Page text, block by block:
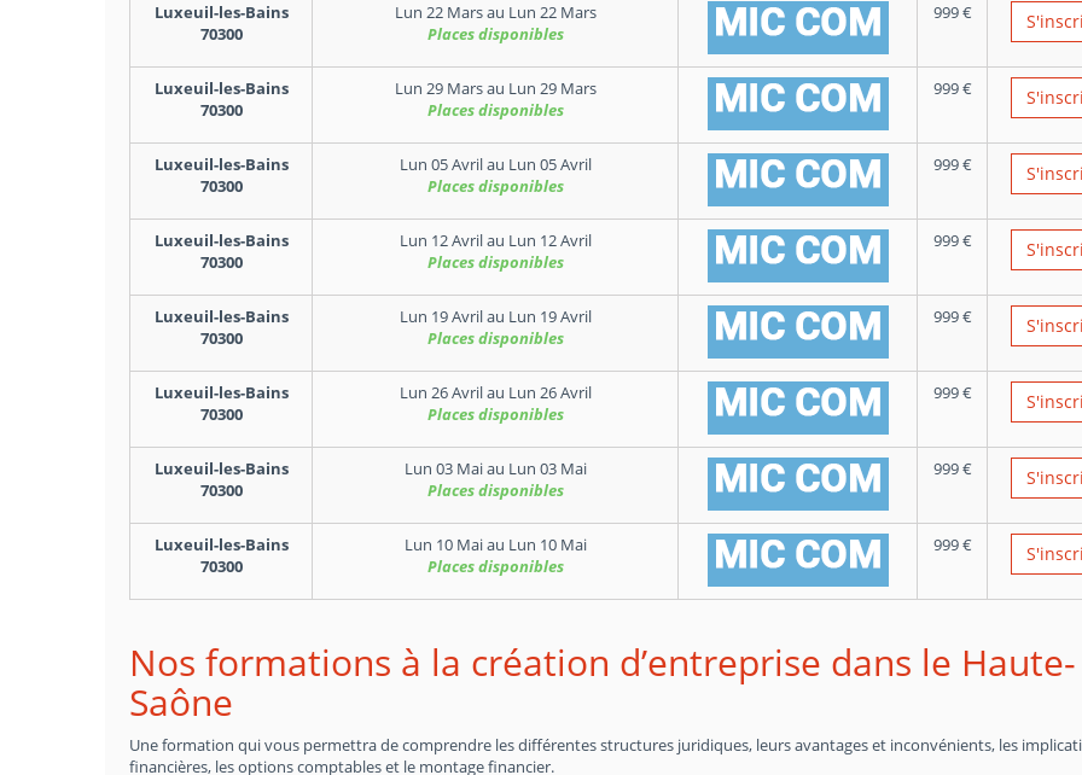
Luxeuil-les-Bains
70300
Lun 22 Marsau Lun 22 Mars
Places disponibles
999€
Luxeuil-les-Bains
70300
Lun 29 Marsau Lun 29 Mars
Places disponibles
999€
Luxeuil-les-Bains
70300
Lun 05 Avrilau Lun 05 Avril
Places disponibles
999€
Luxeuil-les-Bains
70300
Lun 12 Avrilau Lun 12 Avril
Places disponibles
999€
Luxeuil-les-Bains
70300
Lun 19 Avrilau Lun 19 Avril
Places disponibles
999€
Luxeuil-les-Bains
70300
Lun 26 Avrilau Lun 26 Avril
Places disponibles
999€
Luxeuil-les-Bains
70300
Lun 03 Maiau Lun 03 Mai
Places disponibles
999€
Luxeuil-les-Bains
70300
Lun 10 Maiau Lun 10 Mai
Places disponibles
999€
Nos formations à la création d’entreprise dans le Haute-
Saône
Une formation qui vous permettra de comprendre les différentes structures juridiques, leurs avantages et inconvénients, les
financières, les options comptables et le montage financier.